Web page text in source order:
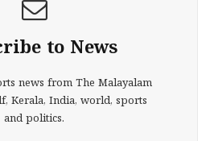
to News
news from The Malayalam
Kerala, India, world, sports
and politics.